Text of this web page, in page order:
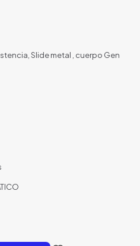
Slide metal , cuerpo Gen